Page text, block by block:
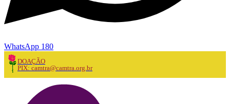
WhatsApp 180
DOAÇÃO
PIX: camtra@camtra.org.br